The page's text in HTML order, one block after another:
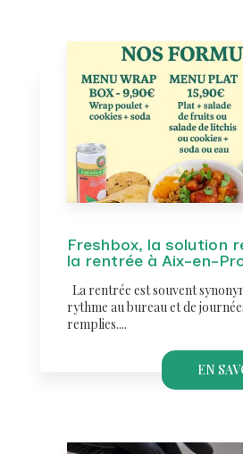
Freshbox, la solution
la rentrée à Aix-en-
La rentrée est souvent
rythme au bureau et de
remplies....
EN